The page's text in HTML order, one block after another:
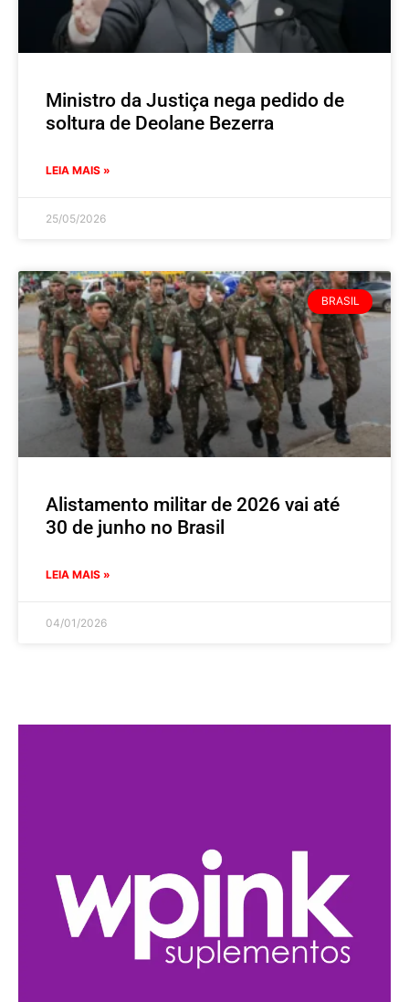
Ministro da Justiça nega pedido de
soltura de Deolane Bezerra
LEIA MAIS »
25/05/2026
BRASIL
Alistamento militar de 2026 vai até
30 de junho no Brasil
LEIA MAIS »
04/01/2026